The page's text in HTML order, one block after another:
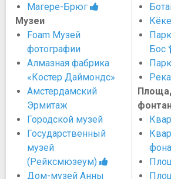
Магере-Брюг
Музеи
Foam Музей
фотографии
Алмазная фабрика
«Костер Даймондс»
Амстердамский
Эрмитаж
Городской музей
Государственный
музей
(Рейксмюзеум)
Дом-музей Анны
Бос